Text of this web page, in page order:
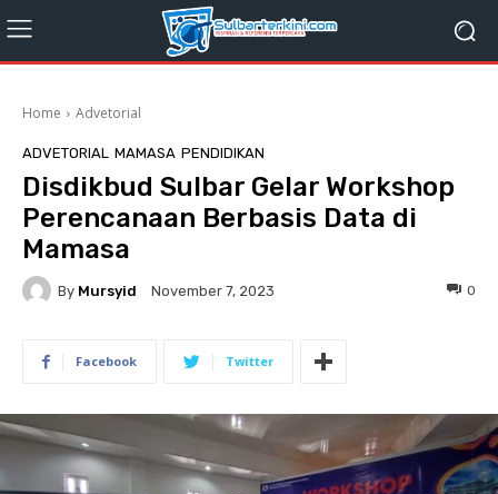
Home Advetorial
ADVETORIAL MAMASA PENDIDIKAN
Disdikbud Sulbar Gelar Workshop
Perencanaan Berbasis Data di
Mamasa
By Mursyid November 7, 2023 0
Facebook Twitter